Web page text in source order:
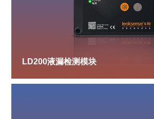
LD200液漏检测模块